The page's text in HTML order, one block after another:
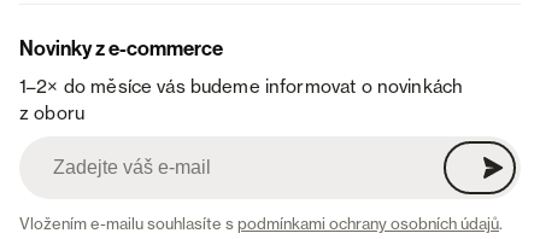
Novinky z e-commerce
1–2× do měsíce vás budeme informovat o novinkách
z oboru
Vložením e-mailu souhlasíte spodmínkami ochrany osobních údajů.